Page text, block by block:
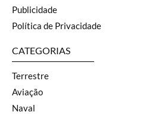
Publicidade
Política de Privacidade
CATEGORIAS
Terrestre
Aviação
Naval